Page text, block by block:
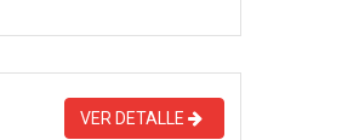
VER DETALLE